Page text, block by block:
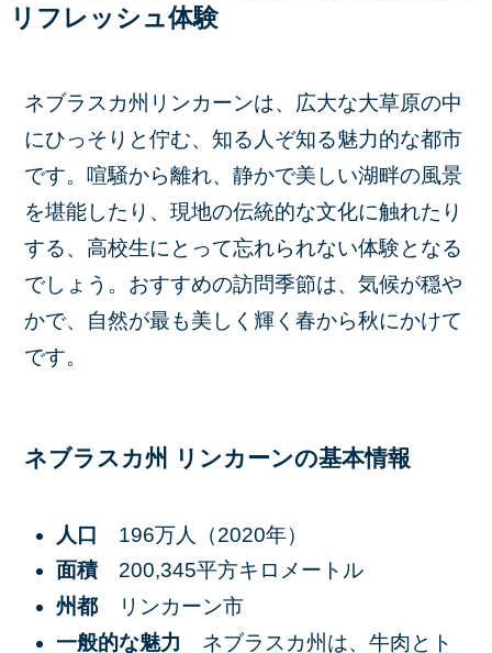
リフレッシュ体験
ネブラスカ州リンカーンは、広大な大草原の中
にひっそりと佇む、知る人ぞ知る魅力的な都市
です。喧騒から離れ、静かで美しい湖畔の風景
を堪能したり、現地の伝統的な文化に触れたり
する、高校生にとって忘れられない体験となる
でしょう。おすすめの訪問季節は、気候が穏や
かで、自然が最も美しく輝く春から秋にかけて
です。
ネブラスカ州 リンカーンの基本情報
人口 196万人（2020年）
面積 200,345平方キロメートル
州都
リンカーン市
一般的な魅力 ネブラスカ州は、牛肉とト